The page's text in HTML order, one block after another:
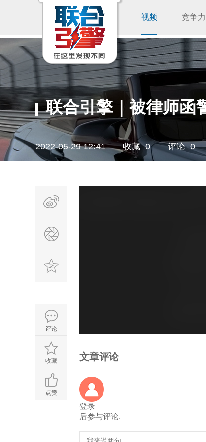
视频 竞争
联合引擎｜被律师函
2022-05-29 12:41 收藏 0 评论 0
评论
收藏
点赞
文章评论
登录
后参与评论.